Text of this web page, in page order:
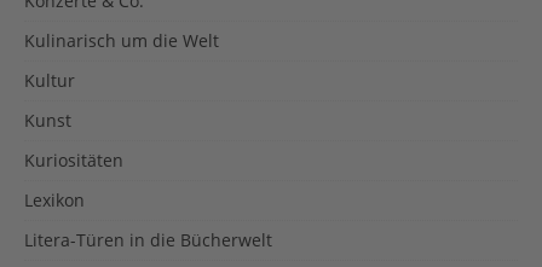
Kulinarisch um die Welt
Kultur
Kunst
Kuriositäten
Lexikon
Litera-Türen in die Bücherwelt